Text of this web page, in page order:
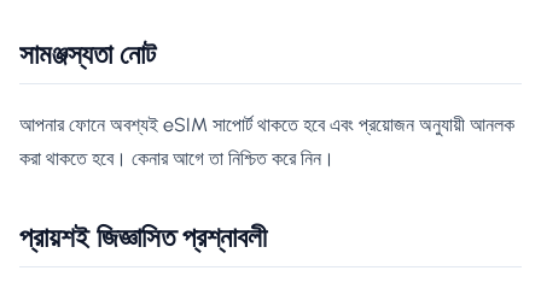
সামঞ্জস্যতা নোট
আপনার ফোনে অবশ্যই eSIM সাপোর্ট থাকতে হবে এবং প্রয়োজন অনুযায়ী আনলক
করা থাকতে হবে। কেনার আগে তা নিশ্চিত করে নিন।
প্রায়শই জিজ্ঞাসিত প্রশ্নাবলী